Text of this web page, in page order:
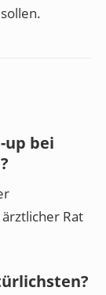
up bei
Rat